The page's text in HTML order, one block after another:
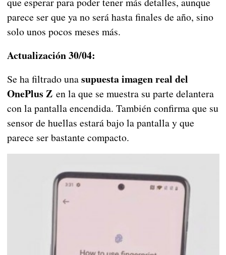
parece ser que ya no será hasta finales de año, sino
solo unos pocos meses más.
Actualización 30/04:
Se ha filtrado unasupuesta imagen real del
OnePlus Zen la que se muestra su parte delantera
con la pantalla encendida. También confirma que su
sensor de huellas estará bajo la pantalla y que
parece ser bastante compacto.